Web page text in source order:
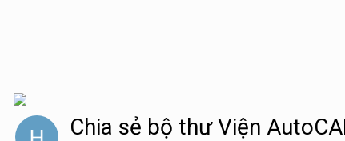
Chia sẻ bộ thư Viện